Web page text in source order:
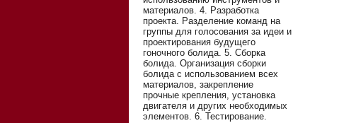
материалов. 4. Разработка
проекта. Разделение команд на
группы для голосования за идеи и
проектирования будущего
гоночного болида. 5. Сборка
болида. Организация сборки
болида с использованием всех
материалов, закрепление
прочные крепления, установка
двигателя и других необходимых
элементов. 6. Тестирование.